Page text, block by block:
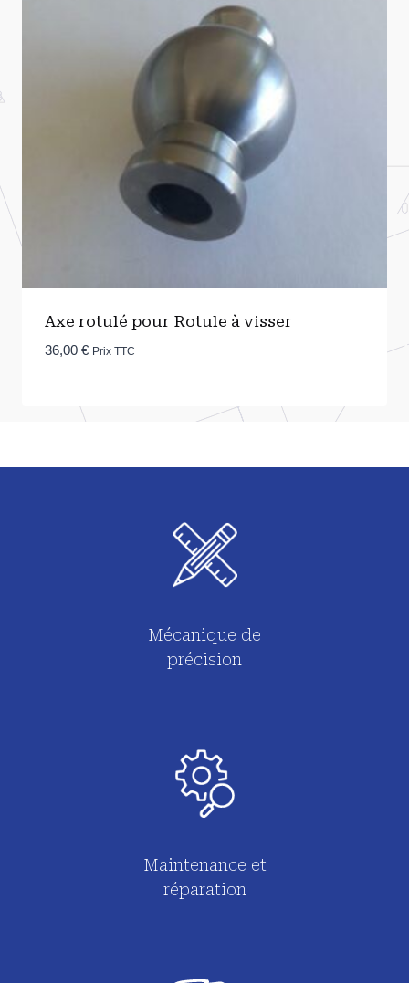
Axe rotulé pour Rotule à visser
36,00 € Prix TTC
Mécanique de
précision
Maintenance et
réparation